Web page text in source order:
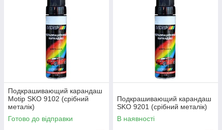
Подкрашивающий карандаш
Motip SKO 9102 (срібний
металік)
Готово до відправки
Подкрашивающий карандаш
SKO 9201 (срібний металік)
В наявності